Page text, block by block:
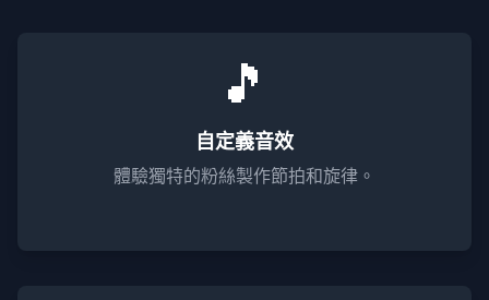
🎵
自定義音效
體驗獨特的粉絲製作節拍和旋律。